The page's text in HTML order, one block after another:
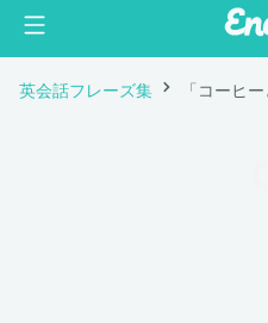
英会話フレーズ集